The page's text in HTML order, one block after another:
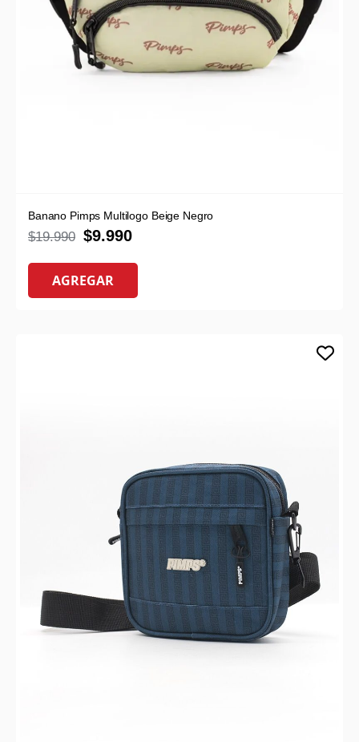
Banano Pimps Multilogo Beige Negro
$19.990 $9.990
AGREGAR